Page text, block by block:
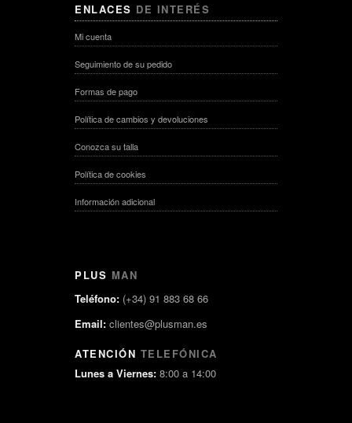
ENLACES DE INTERÉS
Mi cuenta
Seguimiento de su pedido
Formas de pago
Política de cambios y devoluciones
Conozca su talla
Política de cookies
Información adicional
PLUS MAN
Teléfono: (+34) 91 883 68 66
Email: clientes@plusman.es
ATENCIÓN TELEFÓNICA
Lunes a Viernes: 8:00 a 14:00